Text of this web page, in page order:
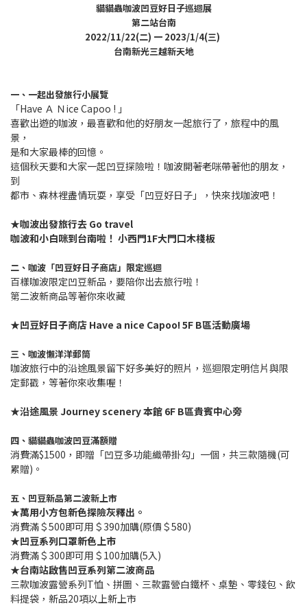
貓貓蟲咖波凹豆好日子巡迴展
第二站台南
2022/11/22(二) 一 2023/1/4(三)
台南新光三越新天地
一、一起出發旅行小展覽
「Have Ａ Ｎice Capoo ! 」
喜歡出遊的咖波，最喜歡和他的好朋友一起旅行了，旅程中的風
景，
是和大家最棒的回憶。
這個秋天要和大家一起凹豆探險啦！咖波開著老咪帶著他的朋友，
到
都市、森林裡盡情玩耍，享受「凹豆好日子」，快來找咖波吧！
★咖波出發旅行去 Go travel
咖波和小白咪到台南啦！ 小西門1F大門口木棧板
二、咖波「凹豆好日子商店」限定巡迴
百樣咖波限定凹豆新品，要陪你出去旅行啦！
第二波新商品等著你來收藏
★凹豆好日子商店 Have a nice Capoo! 5F B區活動廣場
三、咖波懶洋洋郵筒
咖波旅行中的沿途風景留下好多美好的照片，巡迴限定明信片與限
定郵戳，等著你來收集喔！
★沿途風景 Journey scenery本館 6F B區貴賓中心旁
四、貓貓蟲咖波凹豆滿額贈
消費滿$1500，即贈「凹豆多功能織帶掛勾」一個，共三款隨機(可
累贈)。
五、凹豆新品第二波新上市
★萬用小方包新色探險灰釋出。
消費滿＄500即可用＄390加購(原價＄580)
★凹豆系列口罩新色上市
消費滿＄300即可用＄100加購(5入)
★台南站啟售凹豆系列第二波商品
三款咖波露營系列T恤、拼圖、三款露營白鐵杯、桌墊、零錢包、飲
料提袋，新品20項以上新上市